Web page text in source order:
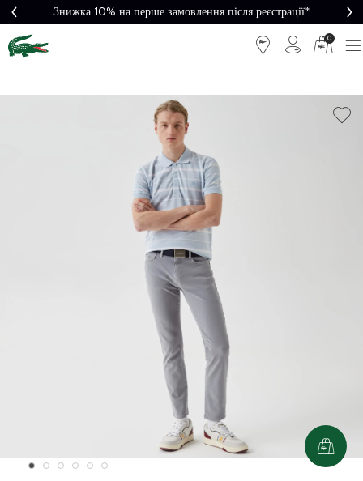
Знижка 10% на перше замовлення після реєстрації*
0
Безкоштовна
доставка від